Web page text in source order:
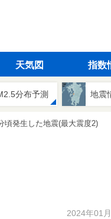
天気図 指数
分布予測 地震
頃発生した地震(最大震度2)
2024年01